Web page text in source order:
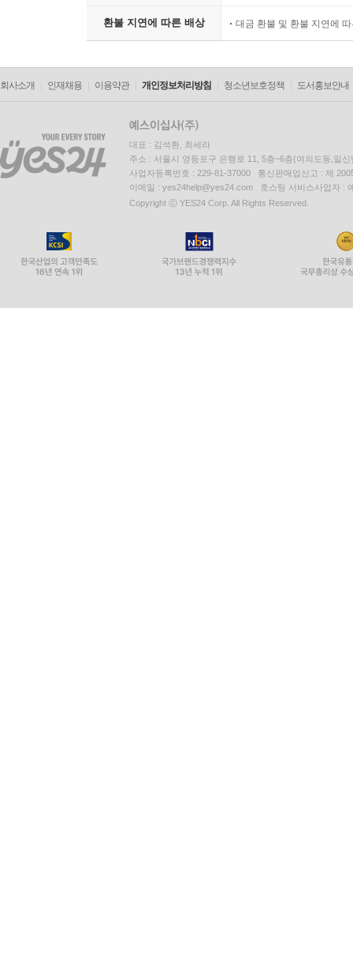
환불 지연에 따른 배상 대금 환불 및 환불 지연에
회사소개 인재채용 이용약관 개인정보처리방침 청소년보호정책 도서홍보안내
대표 : 김석환, 최세라
주소 : 서울시 영등포구 은행로 11, 5층~6층(여의도동,일신
사업자등록번호 : 229-81-37000 통신판매업신고 : 제
이메일 : yes24help@yes24.com 호스팅 서비스사업자 :
Copyright ⓒ YES24 Corp. All Rights Reserved.